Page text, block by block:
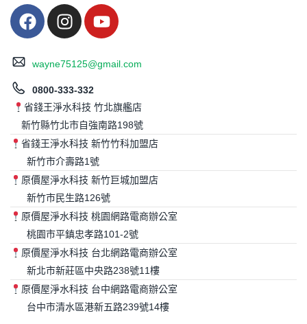
wayne75125@gmail.com
0800-333-332
省錢王淨水科技 竹北旗艦店
新竹縣竹北市自強南路198號
省錢王淨水科技 新竹竹科加盟店
新竹市介壽路1號
原價屋淨水科技 新竹巨城加盟店
新竹市民生路126號
原價屋淨水科技 桃園網路電商辦公室
桃園市平鎮忠孝路101-2號
原價屋淨水科技 台北網路電商辦公室
新北市新莊區中央路238號11樓
原價屋淨水科技 台中網路電商辦公室
台中市清水區港新五路239號14樓